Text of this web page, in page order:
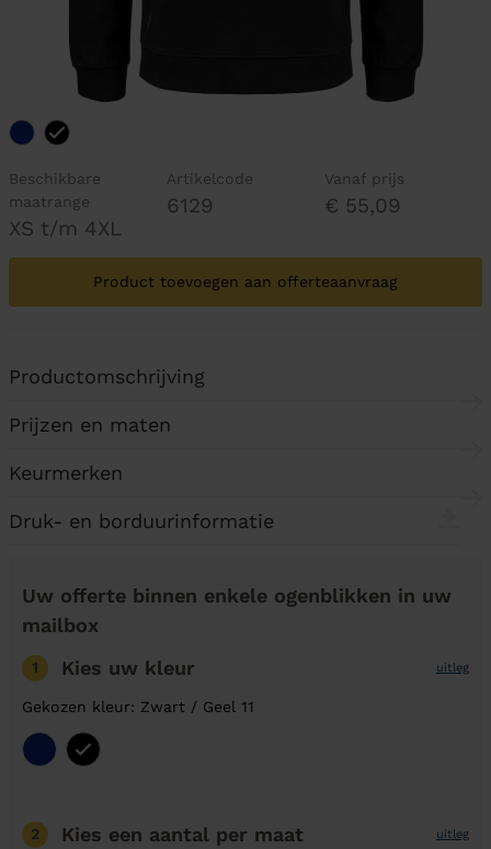
Beschikbare
maatrange
XS t/m 4XL
Artikelcode
6129
Vanaf prijs
€ 55,09
Product toevoegen aan offerteaanvraag
Productomschrijving
Prijzen en maten
Keurmerken
Druk- en borduurinformatie
Uw offerte binnen enkele ogenblikken in uw
mailbox
1 Kies uw kleur uitleg
Gekozen kleur: Zwart / Geel 11
2 Kies een aantal per maat uitleg